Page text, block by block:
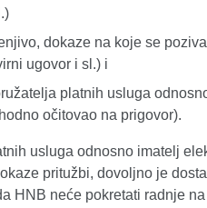
dokaze na koje se
ugovor i sl.) i
platnih usluga
očitovao na prigovor).
usluga odnosno imatelj
pritužbi, dovoljno je
HNB neće pokretati radnje